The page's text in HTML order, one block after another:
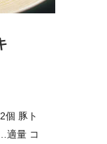
個 豚ト
適量 コ